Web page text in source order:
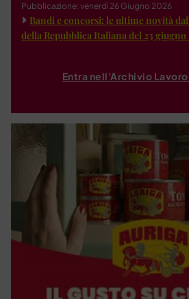
Pubblicazione: venerdì 26 Giugno 2026
Bandi e concorsi: le ultime novità
della Repubblica Italiana del 23 giugno
Entra nell'Archivio